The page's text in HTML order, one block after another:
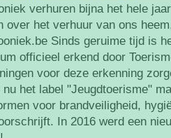
verhuren bijna het hele
over het verhuur van ons
Sinds geruime tijd is
officieel erkend door
voor deze erkenning
het label "Jeugdtoerisme"
voor brandveiligheid,
In 2016 werd een